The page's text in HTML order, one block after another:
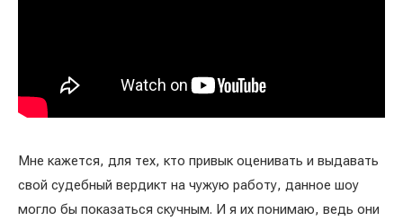
Мне кажется, для тех, кто привык оценивать и выдавать
свой судебный вердикт на чужую работу, данное шоу
могло бы показаться скучным. И я их понимаю, ведь они